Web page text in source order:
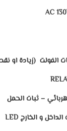
الفولت (زيادة او
– ثبات الحمل
و الخارجLED